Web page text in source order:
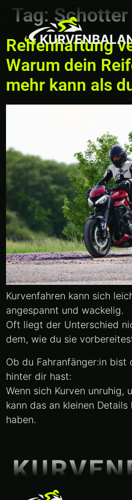
Tag: Schotter
Reifenhaftung
Warum dein
mehr kann als
Kurvenfahren kann sich
angespannt und wackelig.
Oft liegt der Unterschied
dem, wie du sie
Ob du Fahranfänger:in
hinter dir hast:
Wenn sich Kurven unruhig,
kann das an kleinen
haben.